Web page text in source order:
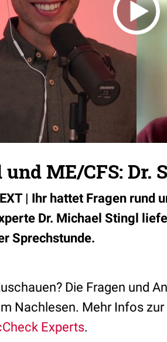
und ME/CFS:
| Ihr hattet Fragen rund
Dr. Michael Stingl
Sprechstunde.
Die Fragen und
Nachlesen. Mehr Infos
Experts.